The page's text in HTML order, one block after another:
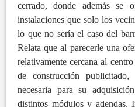
cerrado, donde además se
instalaciones que solo los
lo que no sería el caso del
Relata que al parecerle una
relativamente cercana al
de construcción publicitado,
necesaria para su
distintos módulos y adendas.